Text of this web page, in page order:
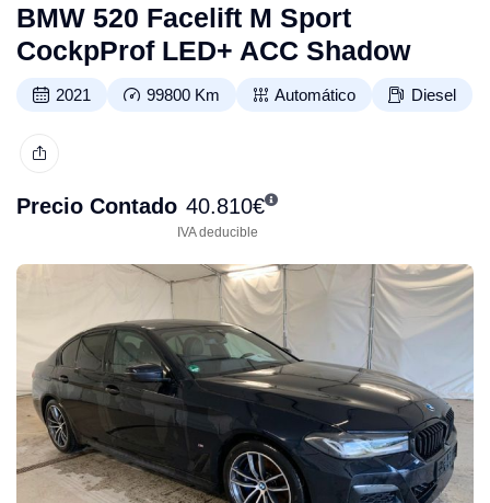
BMW 520 Facelift M Sport
CockpProf LED+ ACC Shadow
2021 99800 Km Automático Diesel
Precio Contado 40.810€
IVA deducible